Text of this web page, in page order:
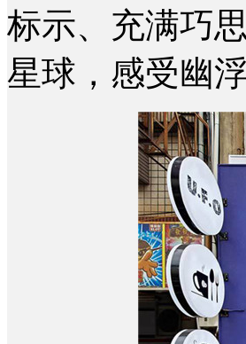
标示、充满巧
星球，感受幽